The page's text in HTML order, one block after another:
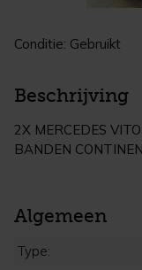
Conditie: Gebruikt
Beschrijving
2X MERCEDES
BANDEN
Algemeen
Type: